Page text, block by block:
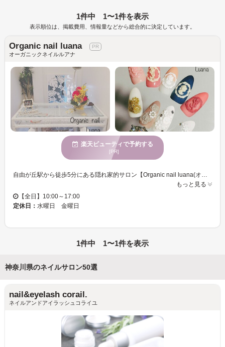
1件中 1〜1件を表示
表示順位は、掲載費用、情報量などから総合的に決定しています。
Organic nail luana
オーガニックネイルルアナ
楽天ビューティで予約する
[PR]
自由が丘駅から徒歩5分にある隠れ家的サロン【Organic nail luana(オーガニックネイルルアナ) 】 店内は清潔感のある白を基調に落ち着きのある雰囲気◎ハワイアンをイメージしてオーダーでお店作りをしました☆お一人様に タップリお時間を掛け丁寧な施術をさせて頂きます！☆技術・サービスともに自信をもってご提供するので、サロンが初めての方もお気軽にお任せください！ Organic nail luanaでは弱酸性でオーガニックエキス配合のジェルを使用◎植物エキス配合により育爪を促進します。オーガニックでありながら抜群の透明感とうる艶感のジェルネイルをお楽しみ頂けます♪爪の形成にもこだわり、お客様の爪の上にジェルで 美フォルムを作って施術を行います！短い爪、小さい爪、反り爪など・・・爪のあらゆるお悩みも気軽にご相談下さい☆
もっと見る
【全日】10:00～17:00
定休日： 水曜日 金曜日
1件中 1〜1件を表示
神奈川県のネイルサロン50選
nail&eyelash corail.
ネイルアンドアイラッシュコライユ